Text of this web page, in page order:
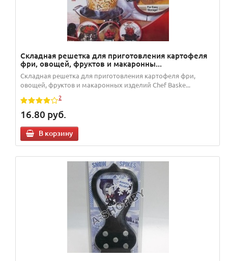
Складная решетка для приготовления картофеля
фри, овощей, фруктов и макаронны...
Складная решетка для приготовления картофеля фри,
овощей, фруктов и макаронных изделий Chef Baske...
2
16.80 руб.
В корзину